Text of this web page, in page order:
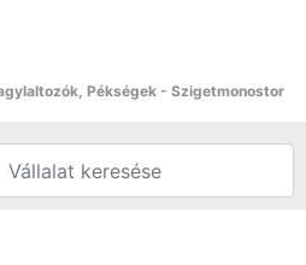
Pékségek - Szigetmonostor